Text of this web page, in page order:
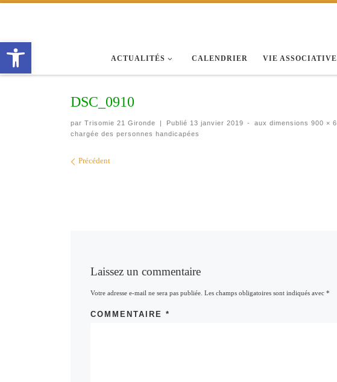
ACTUALITÉS CALENDRIER VIE ASSOCIATIVE
DSC_0910
par Trisomie 21 Gironde | Publié 13 janvier 2019 - aux dimensions 900 ×
chargée des personnes handicapées
Navigation des images
Précédent
Laissez un commentaire
Votre adresse e-mail ne sera pas publiée. Les champs obligatoires sont indiqués avec *
COMMENTAIRE *
Ouvrir la barre d’outils